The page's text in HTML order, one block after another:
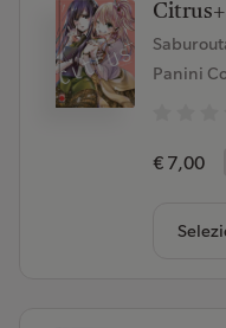
Citrus+
Panini
€ 7,00